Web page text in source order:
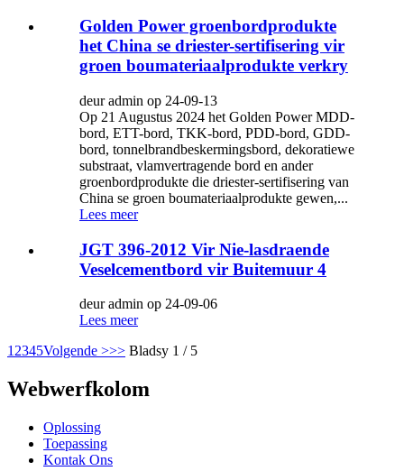
Golden Power groenbordprodukte
het China se driester-sertifisering vir
groen boumateriaalprodukte verkry
deur admin op 24-09-13
Op 21 Augustus 2024 het Golden Power MDD-
bord, ETT-bord, TKK-bord, PDD-bord, GDD-
bord, tonnelbrandbeskermingsbord, dekoratiewe
substraat, vlamvertragende bord en ander
groenbordprodukte die driester-sertifisering van
China se groen boumateriaalprodukte gewen,...
Lees meer
JGT 396-2012 Vir Nie-lasdraende
Veselcementbord vir Buitemuur 4
deur admin op 24-09-06
Lees meer
1 2345Volgende >>> Bladsy 1 / 5
Webwerfkolom
Oplossing
Toepassing
Kontak Ons